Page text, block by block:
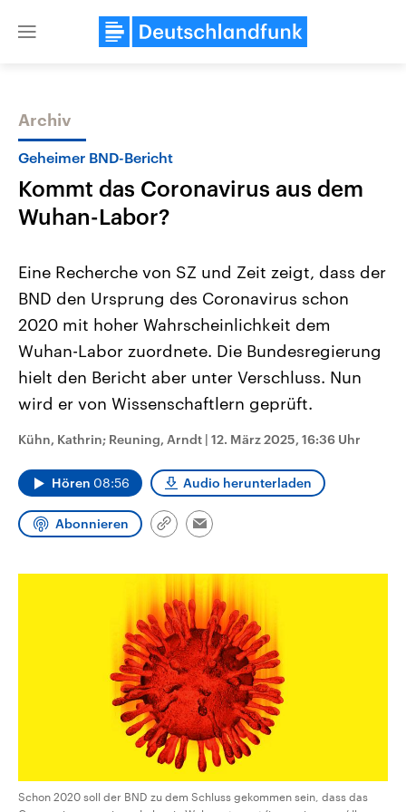
Close
Themen
Landtagswahl Sachsen-Anhalt
2026
Alle Informationen
Sachsen-Anhalt wählt am 6.
September 2026 einen neuen
Landtag. Seit 2021 wird das
Bundesland von einer Koalition aus
Umfragen, Prognosen,
Wahlprogramme, aktuelle Berichte
und Kandidaten der anstehenden
Wahl.
USA
Aktuelle Beiträge,
Hintergründe
Wirtschaftlich und
gehören die Vereinigten
den mächtigsten Ländern
mit großem Einfluss auf
aktuelle Weltgeschehen.
Archiv
Geheimer BND-Bericht
Kommt das Coronavirus aus dem
Wuhan-Labor?
Eine Recherche von SZ und Zeit zeigt, dass der
BND den Ursprung des Coronavirus schon
2020 mit hoher Wahrscheinlichkeit dem
Wuhan-Labor zuordnete. Die Bundesregierung
hielt den Bericht aber unter Verschluss. Nun
wird er von Wissenschaftlern geprüft.
Kühn, Kathrin; Reuning, Arndt | 12. März 2025, 16:36 Uhr
Hören 08:56 Audio herunterladen
Abonnieren
Link
Email
Schon 2020 soll der BND zu dem Schluss gekommen sein, dass das